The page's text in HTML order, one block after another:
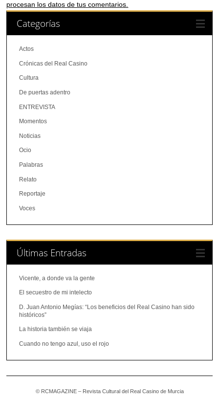
procesan los datos de tus comentarios.
Categorías
Actos
Crónicas del Real Casino
Cultura
De puertas adentro
ENTREVISTA
Momentos
Noticias
Ocio
Palabras
Relato
Reportaje
Voces
Últimas Entradas
Vicente, a donde va la gente
El secuestro de mi intelecto
D. Juan Antonio Megías: “Los beneficios del Real Casino han sido
históricos”
La historia también se viaja
Cuando no tengo azul, uso el rojo
© RCMAGAZINE – Revista Cultural del Real Casino de Murcia